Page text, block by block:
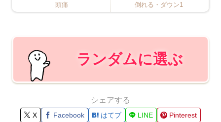
頭痛 倒れる・ダウン1
ランダムに選ぶ
シェアする
X Facebook はてブ LINE
Pinterest